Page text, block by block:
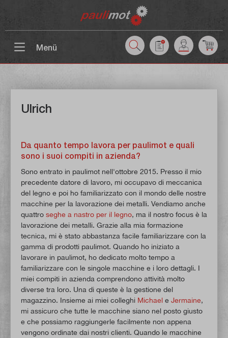
Menü
Ulrich
Da quanto tempo lavora per paulimot e quali
sono i suoi compiti in azienda?
Sono entrato in paulimot nell'ottobre 2015. Presso il mio
precedente datore di lavoro, mi occupavo di meccanica
del legno e poi ho familiarizzato con il mondo delle nostre
macchine per la lavorazione dei metalli. Vendiamo anche
quattro seghe a nastro per il legno, ma il nostro focus è la
lavorazione dei metalli. Grazie alla mia formazione
tecnica, mi è stato abbastanza facile familiarizzare con la
gamma di prodotti paulimot. Quando ho iniziato a
lavorare in paulimot, ho dedicato molto tempo a
familiarizzare con le singole macchine e i loro dettagli. I
miei compiti in azienda comprendono attività molto
diverse tra loro. Una di queste è la gestione del
magazzino. Insieme ai miei colleghi Michael e Jermaine,
mi assicuro che tutte le macchine siano nel posto giusto
e che possiamo raggiungerle facilmente non appena
vengono ordinate dai nostri clienti. Quando le macchine